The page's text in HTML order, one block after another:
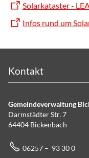
Solarkataster -
Infos rund um
Kontakt
Gemeindeverwaltung
Darmstädter Str. 7
64404 Bickenbach
06257 – 93 30 0